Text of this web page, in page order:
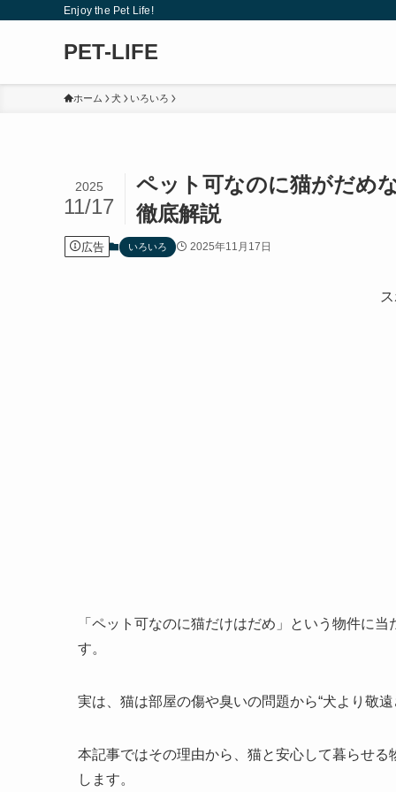
Enjoy the Pet Life!
PET-LIFE
ホーム 犬 いろいろ
ペット可なのに猫がだめ
徹底解説
2025
11/17
広告 いろいろ 2025年11月17日
「ペット可なのに猫だけはだめ」という物件に
す。
実は、猫は部屋の傷や臭いの問題から“犬より敬
本記事ではその理由から、猫と安心して暮らせ
します。